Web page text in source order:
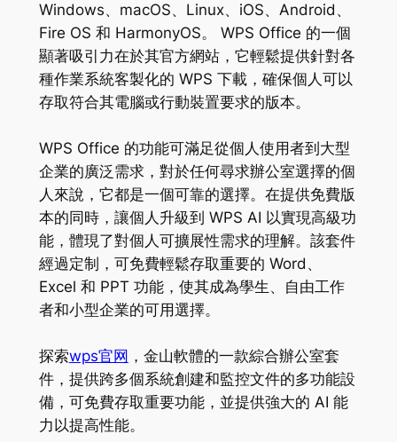
Windows、macOS、Linux、iOS、Android、
Fire OS 和 HarmonyOS。 WPS Office 的一個
顯著吸引力在於其官方網站，它輕鬆提供針對各
種作業系統客製化的 WPS 下載，確保個人可以
存取符合其電腦或行動裝置要求的版本。
WPS Office 的功能可滿足從個人使用者到大型
企業的廣泛需求，對於任何尋求辦公室選擇的個
人來說，它都是一個可靠的選擇。在提供免費版
本的同時，讓個人升級到 WPS AI 以實現高級功
能，體現了對個人可擴展性需求的理解。該套件
經過定制，可免費輕鬆存取重要的 Word、
Excel 和 PPT 功能，使其成為學生、自由工作
者和小型企業的可用選擇。
探索wps官网 ，金山軟體的一款綜合辦公室套
件，提供跨多個系統創建和監控文件的多功能設
備，可免費存取重要功能，並提供強大的 AI 能
力以提高性能。